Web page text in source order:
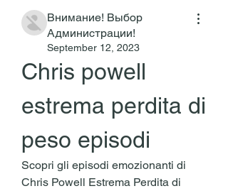
Внимание! Выбор
Администрации!
September 12, 2023
Chris powell
estrema perdita di
peso episodi
Scopri gli episodi emozionanti di
Chris Powell Estrema Perdita di